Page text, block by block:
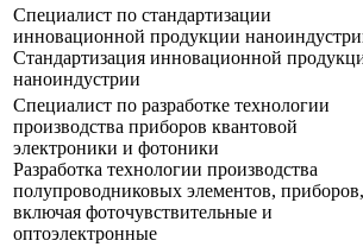
Специалист по стандартизации
инновационной продукции
Стандартизация инновационной
наноиндустрии
Специалист по разработке технологии
производства приборов квантовой
электроники и фотоники
Разработка технологии производства
полупроводниковых элементов, приборов,
включая фоточувствительные и
оптоэлектронные